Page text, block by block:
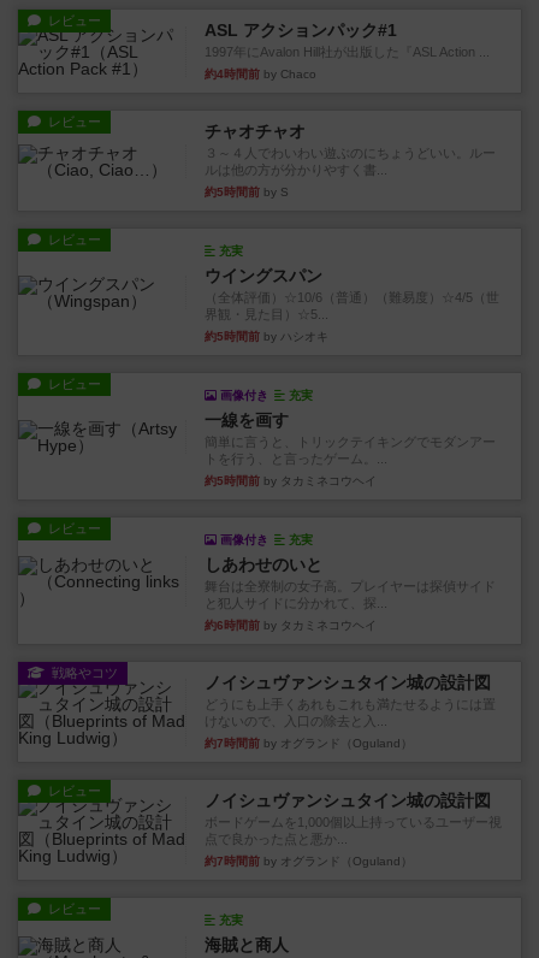
レビュー ASL アクションパック#1
1997年にAvalon Hill社が出版した『ASL Action ...
約4時間前 by Chaco
レビュー チャオチャオ
３～４人でわいわい遊ぶのにちょうどいい。ルー
ルは他の方が分かりやすく書...
約5時間前 by S
レビュー
充実
ウイングスパン
（全体評価）☆10/6（普通）（難易度）☆4/5（世
界観・見た目）☆5...
約5時間前 by ハシオキ
レビュー
画像付き 充実
一線を画す
簡単に言うと、トリックテイキングでモダンアー
トを行う、と言ったゲーム。...
約5時間前 by タカミネコウヘイ
レビュー
画像付き 充実
しあわせのいと
舞台は全寮制の女子高。プレイヤーは探偵サイド
と犯人サイドに分かれて、探...
約6時間前 by タカミネコウヘイ
戦略やコツ ノイシュヴァンシュタイン城の設計図
どうにも上手くあれもこれも満たせるようには置
けないので、入口の除去と入...
約7時間前 by オグランド（Oguland）
レビュー ノイシュヴァンシュタイン城の設計図
ボードゲームを1,000個以上持っているユーザー視
点で良かった点と悪か...
約7時間前 by オグランド（Oguland）
レビュー
充実
海賊と商人